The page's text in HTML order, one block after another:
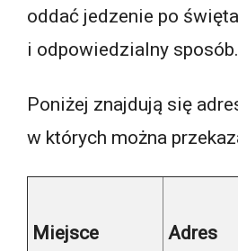
oddać jedzenie po
i odpowiedzialny sposób.
Poniżej znajdują się
w których można
Miejsce Adres